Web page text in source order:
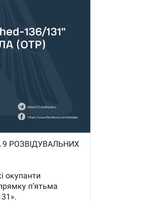
бригада Воздушных
сил ВСУ собирает на
НРК Numo